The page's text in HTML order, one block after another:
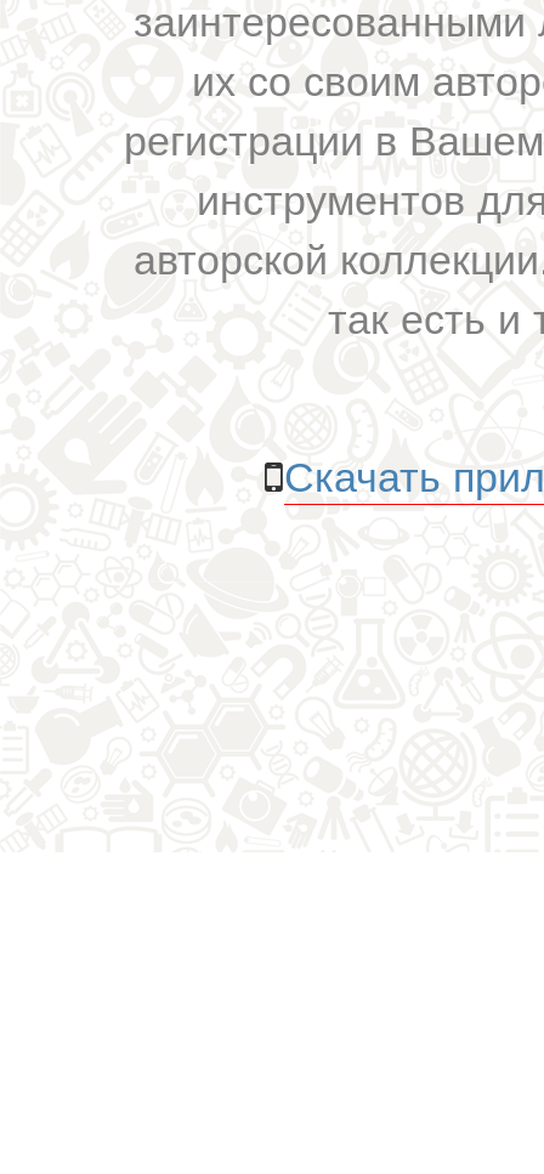
их со своим
регистрации в
инструментов
авторской
так есть и
Скачать